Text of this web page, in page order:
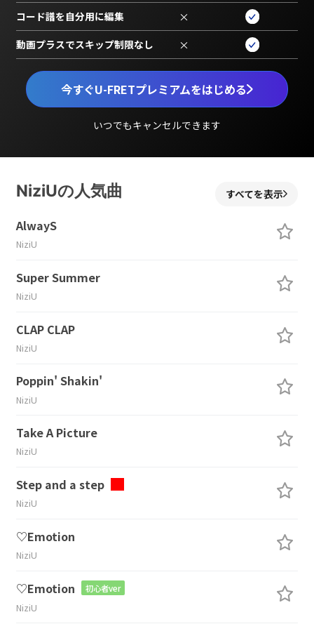
今すぐU-FRETプレミアムをはじめる
いつでもキャンセルできます
コード譜を自分用に編集 ×
動画プラスでスキップ制限なし ×
NiziUの人気曲 すべてを表示
AlwayS
NiziU
Super Summer
NiziU
CLAP CLAP
NiziU
Poppin' Shakin'
NiziU
Take A Picture
NiziU
Step and a step
NiziU
♡Emotion
NiziU
♡Emotion 初心者ver
NiziU